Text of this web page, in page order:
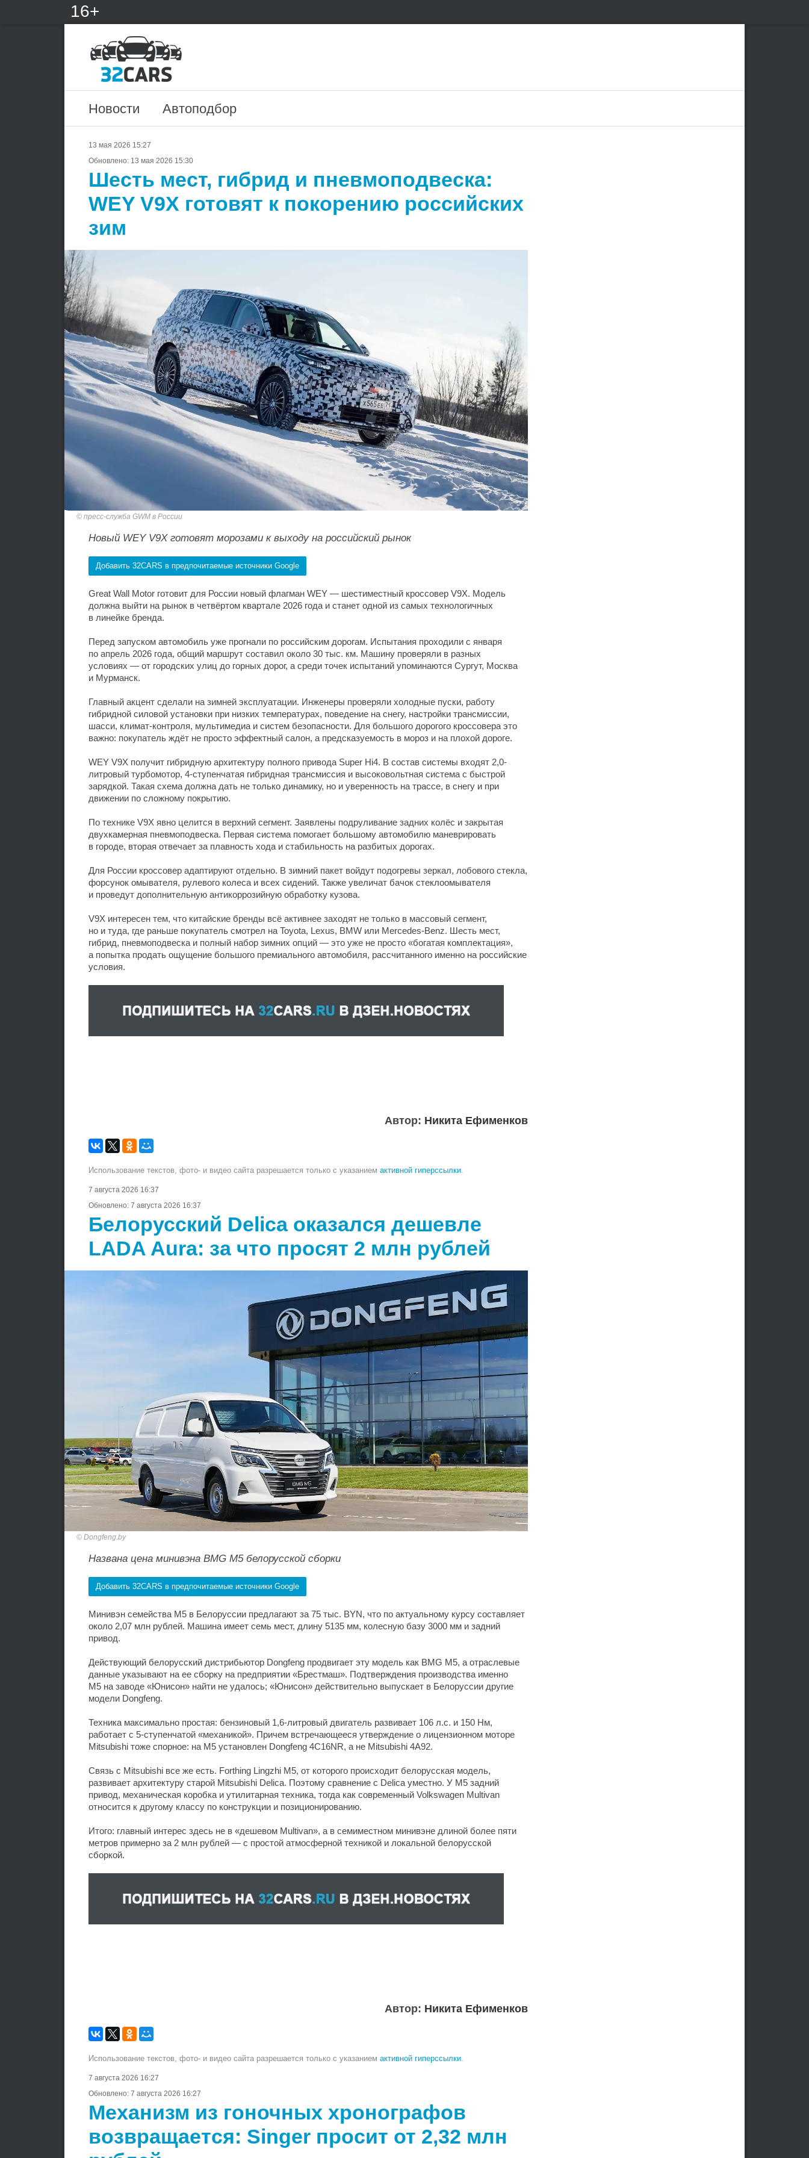
16+
Новости Автоподбор
13 мая 2026 15:27
Обновлено: 13 мая 2026 15:30
Шесть мест, гибрид и пневмоподвеска:
WEY V9X готовят к покорению российских
зим
пресс-служба GWM в России
Новый WEY V9X готовят морозами к выходу на российский рынок
Добавить 32CARS в предпочитаемые источники Google
Great Wall Motor готовит для России новый флагман WEY — шестиместный кроссовер V9X. Модель
должна выйти на рынок в четвёртом квартале 2026 года и станет одной из самых технологичных
в линейке бренда.
Перед запуском автомобиль уже прогнали по российским дорогам. Испытания проходили с января
по апрель 2026 года, общий маршрут составил около 30 тыс. км. Машину проверяли в разных
условиях — от городских улиц до горных дорог, а среди точек испытаний упоминаются Сургут, Москва
и Мурманск.
Главный акцент сделали на зимней эксплуатации. Инженеры проверяли холодные пуски, работу
гибридной силовой установки при низких температурах, поведение на снегу, настройки трансмиссии,
шасси, климат-контроля, мультимедиа и систем безопасности. Для большого дорогого кроссовера это
важно: покупатель ждёт не просто эффектный салон, а предсказуемость в мороз и на плохой дороге.
WEY V9X получит гибридную архитектуру полного привода Super Hi4. В состав системы входят 2,0-
литровый турбомотор, 4-ступенчатая гибридная трансмиссия и высоковольтная система с быстрой
зарядкой. Такая схема должна дать не только динамику, но и уверенность на трассе, в снегу и при
движении по сложному покрытию.
По технике V9X явно целится в верхний сегмент. Заявлены подруливание задних колёс и закрытая
двухкамерная пневмоподвеска. Первая система помогает большому автомобилю маневрировать
в городе, вторая отвечает за плавность хода и стабильность на разбитых дорогах.
Для России кроссовер адаптируют отдельно. В зимний пакет войдут подогревы зеркал, лобового стекла,
форсунок омывателя, рулевого колеса и всех сидений. Также увеличат бачок стеклоомывателя
и проведут дополнительную антикоррозийную обработку кузова.
V9X интересен тем, что китайские бренды всё активнее заходят не только в массовый сегмент,
но и туда, где раньше покупатель смотрел на Toyota, Lexus, BMW или Mercedes-Benz. Шесть мест,
гибрид, пневмоподвеска и полный набор зимних опций — это уже не просто «богатая комплектация»,
а попытка продать ощущение большого премиального автомобиля, рассчитанного именно на российские
условия.
Автор: Никита Ефименков
Использование текстов, фото- и видео сайта разрешается только с указанием активной гиперссылки.
7 августа 2026 16:37
Обновлено: 7 августа 2026 16:37
Белорусский Delica оказался дешевле
LADA Aura: за что просят 2 млн рублей
Dongfeng.by
Названа цена минивэна BMG M5 белорусской сборки
Добавить 32CARS в предпочитаемые источники Google
Минивэн семейства M5 в Белоруссии предлагают за 75 тыс. BYN, что по актуальному курсу составляет
около 2,07 млн рублей. Машина имеет семь мест, длину 5135 мм, колесную базу 3000 мм и задний
привод.
Действующий белорусский дистрибьютор Dongfeng продвигает эту модель как BMG M5, а отраслевые
данные указывают на ее сборку на предприятии «Брестмаш». Подтверждения производства именно
M5 на заводе «Юнисон» найти не удалось; «Юнисон» действительно выпускает в Белоруссии другие
модели Dongfeng.
Техника максимально простая: бензиновый 1,6-литровый двигатель развивает 106 л.с. и 150 Нм,
работает с 5-ступенчатой «механикой». Причем встречающееся утверждение о лицензионном моторе
Mitsubishi тоже спорное: на M5 установлен Dongfeng 4C16NR, а не Mitsubishi 4A92.
Связь с Mitsubishi все же есть. Forthing Lingzhi M5, от которого происходит белорусская модель,
развивает архитектуру старой Mitsubishi Delica. Поэтому сравнение с Delica уместно. У M5 задний
привод, механическая коробка и утилитарная техника, тогда как современный Volkswagen Multivan
относится к другому классу по конструкции и позиционированию.
Итого: главный интерес здесь не в «дешевом Multivan», а в семиместном минивэне длиной более пяти
метров примерно за 2 млн рублей — с простой атмосферной техникой и локальной белорусской
сборкой.
Автор: Никита Ефименков
Использование текстов, фото- и видео сайта разрешается только с указанием активной гиперссылки.
7 августа 2026 16:27
Обновлено: 7 августа 2026 16:27
Механизм из гоночных хронографов
возвращается: Singer просит от 2,32 млн